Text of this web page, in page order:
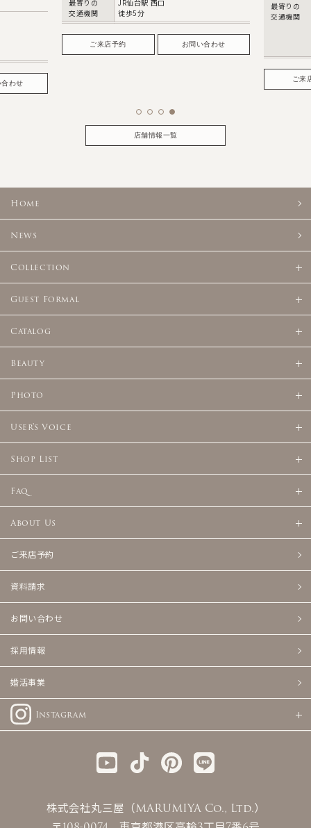
最寄りの
交通機関
JR品川駅
高輪口 徒歩12分
バス約5分
店舗情報一覧
Home
News
Collection
Guest Formal
Catalog
Beauty
Photo
User's Voice
Shop List
Faq
About Us
ご来店予約
資料請求
お問い合わせ
採用情報
婚活事業
Instagram
株式会社丸三屋（MARUMIYA Co., Ltd.）